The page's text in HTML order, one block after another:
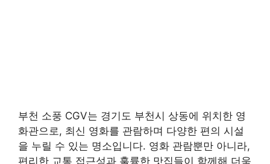
부천 소풍 CGV는 경기도 부천시 상동에 위치한 영
화관으로, 최신 영화를 관람하며 다양한 편의 시설
을 누릴 수 있는 명소입니다. 영화 관람뿐만 아니라,
편리한 교통 접근성과 훌륭한 맛집들이 함께해 더욱